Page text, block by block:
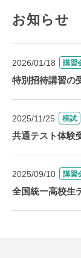
お知らせ
2026/01/18 講習
特別招待講習の
2025/11/25 模試
共通テスト体験
2025/09/10 講習
全国統一高校生